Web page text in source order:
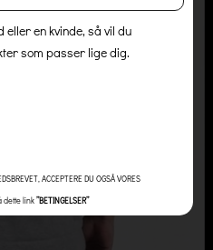
eller en kvinde, så vil du
som passer lige dig.
ACCEPTERE DU OGSÅ VORES
dette link”BETINGELSER”